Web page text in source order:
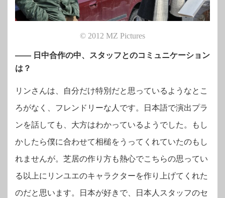
© 2012 MZ Pictures
―― 日中合作の中、スタッフとのコミュニケーション
は？
リンさんは、自分だけ特別だと思っているようなとこ
ろがなく、フレンドリーな人です。日本語で演出プラ
ンを話しても、大方はわかっているようでした。もし
かしたら僕に合わせて相槌をうってくれていたのもし
れませんが。芝居の作り方も熱心でこちらの思ってい
る以上にリンユエのキャラクターを作り上げてくれた
のだと思います。日本が好きで、日本人スタッフのセ